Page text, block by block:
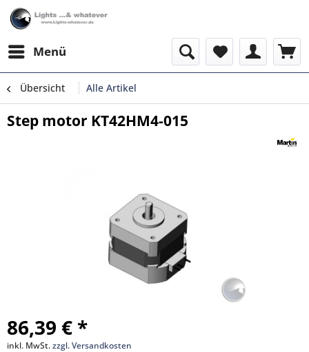
Menü
Übersicht Alle Artikel
Step motor KT42HM4-015
86,39 € *
inkl. MwSt.zzgl. Versandkosten